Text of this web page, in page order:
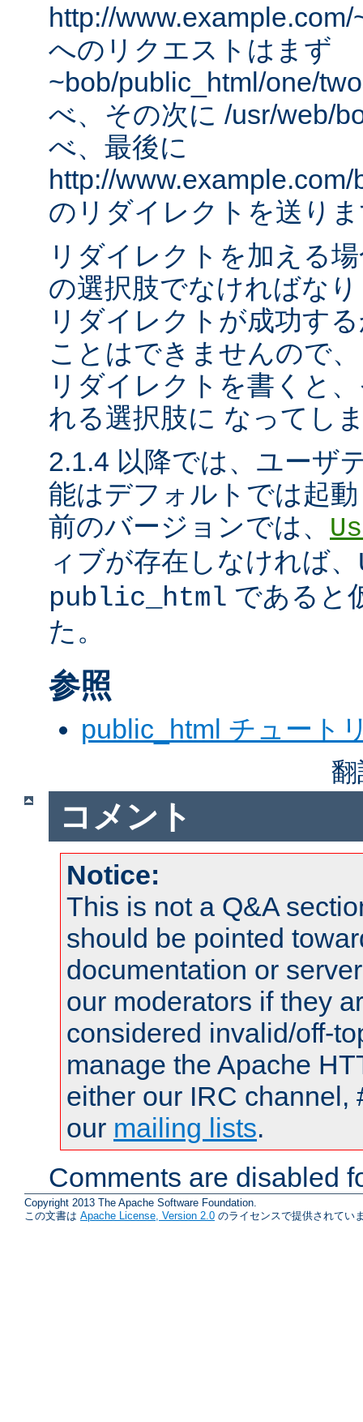
http://
へのリクエストはまず
~bob/public_html/one/
べ、その次に /usr/web/
べ、最後に
http://
のリダイレクトを送り
リダイレクトを加える
の選択肢でなければな
リダイレクトが成功す
ことはできませんので
リダイレクトを書くと
れる選択肢に なってし
2.1.4 以降では、ユーザ
能はデフォルトでは起
前のバージョンでは、
ィブが存在しなければ、
public_html であると
た。
参照
public_html チュート
コメント
Notice:
This is not a Q&A
should be pointed
documentation or
our moderators if they
considered invalid/off-
manage the Apache
either our IRC channel,
our mailing lists.
Comments are disabled
Copyright 2013 The Apache Software Foundation.
この文書は Apache License, Version 2.0 のライセンスで提供されてい